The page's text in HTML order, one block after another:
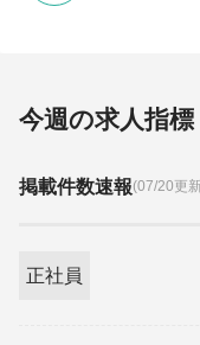
今週の求人指標
掲載件数速報(07/20更
正社員